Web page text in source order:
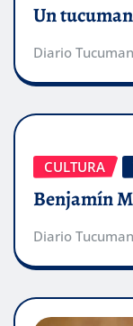
Un
Diario
CULTURA
Benjamín
Diario